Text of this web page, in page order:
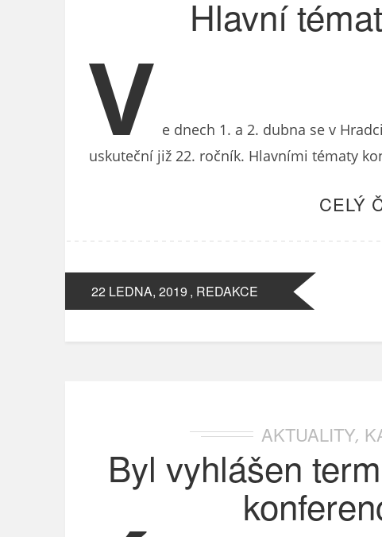
Hlavní
V e dnech 1. a 2. dubna se v
uskuteční již 22. ročník. Hlavními tématy
CELÝ
22 LEDNA, 2019 , REDAKCE
AKTUALITY,
Byl vyhlášen